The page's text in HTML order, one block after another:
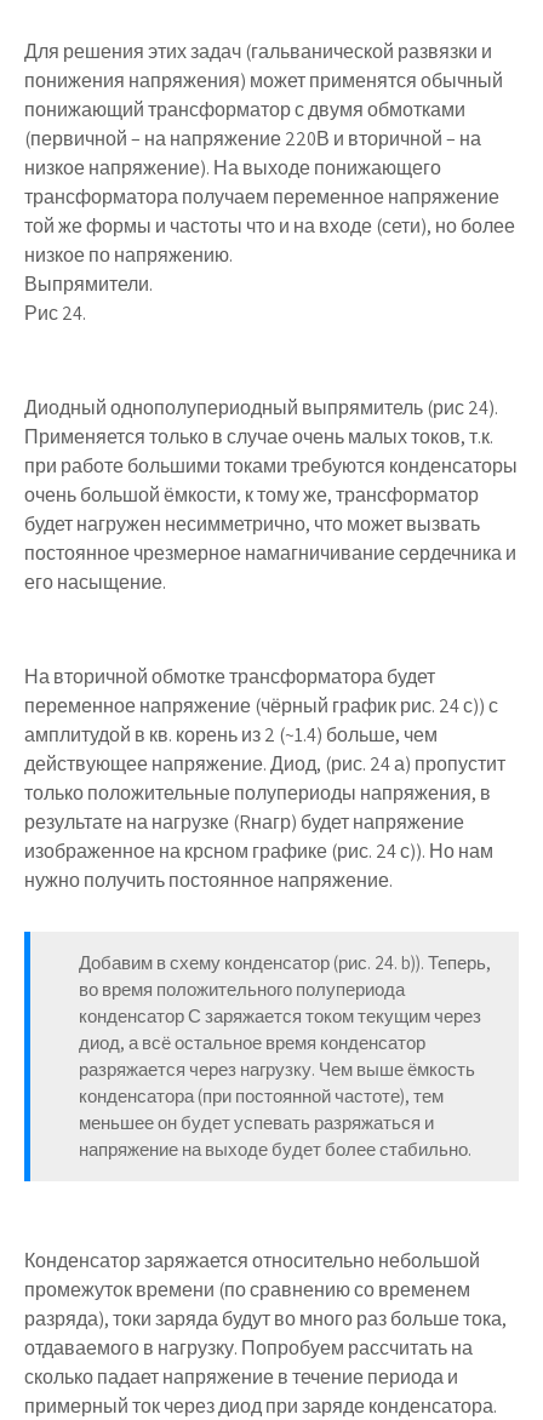
Для решения этих задач (гальванической развязки и
понижения напряжения) может применятся обычный
понижающий трансформатор с двумя обмотками
(первичной – на напряжение 220В и вторичной – на
низкое напряжение). На выходе понижающего
трансформатора получаем переменное напряжение
той же формы и частоты что и на входе (сети), но более
низкое по напряжению.
Выпрямители.
Рис 24.
Диодный однополупериодный выпрямитель (рис 24).
Применяется только в случае очень малых токов, т.к.
при работе большими токами требуются конденсаторы
очень большой ёмкости, к тому же, трансформатор
будет нагружен несимметрично, что может вызвать
постоянное чрезмерное намагничивание сердечника и
его насыщение.
На вторичной обмотке трансформатора будет
переменное напряжение (чёрный график рис. 24 с)) с
амплитудой в кв. корень из 2 (~1.4) больше, чем
действующее напряжение. Диод, (рис. 24 а) пропустит
только положительные полупериоды напряжения, в
результате на нагрузке (Rнагр) будет напряжение
изображенное на крсном графике (рис. 24 с)). Но нам
нужно получить постоянное напряжение.
Добавим в схему конденсатор (рис. 24. b)). Теперь,
во время положительного полупериода
конденсатор С заряжается током текущим через
диод, а всё остальное время конденсатор
разряжается через нагрузку. Чем выше ёмкость
конденсатора (при постоянной частоте), тем
меньшее он будет успевать разряжаться и
напряжение на выходе будет более стабильно.
Конденсатор заряжается относительно небольшой
промежуток времени (по сравнению со временем
разряда), токи заряда будут во много раз больше тока,
отдаваемого в нагрузку. Попробуем рассчитать на
сколько падает напряжение в течение периода и
примерный ток через диод при заряде конденсатора.